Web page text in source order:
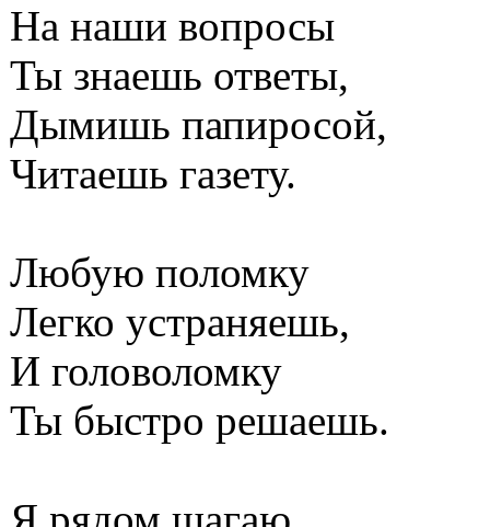
На наши вопросы
Ты знаешь ответы,
Дымишь папиросой,
Читаешь газету.
Любую поломку
Легко устраняешь,
И головоломку
Ты быстро решаешь.